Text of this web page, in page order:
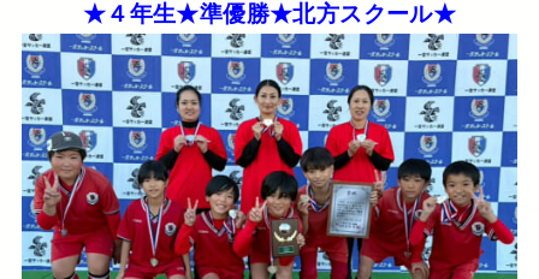
★４年生★準優勝★北方スクール★